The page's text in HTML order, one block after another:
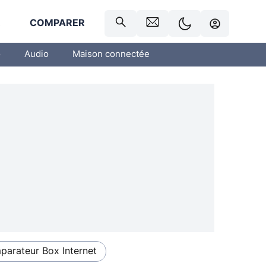
COMPARER
Audio Maison connectée
Box Internet